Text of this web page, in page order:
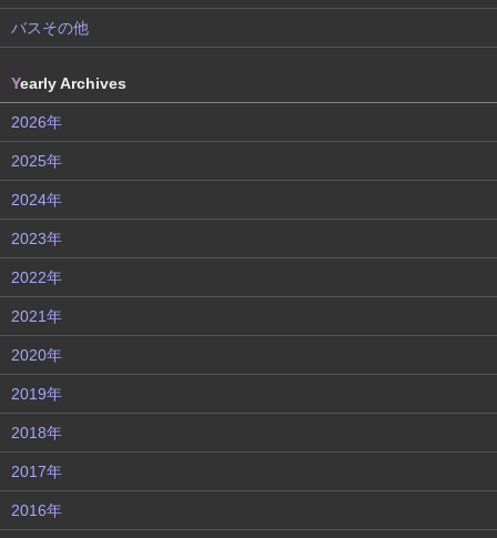
バスその他
Yearly Archives
2026年
2025年
2024年
2023年
2022年
2021年
2020年
2019年
2018年
2017年
2016年